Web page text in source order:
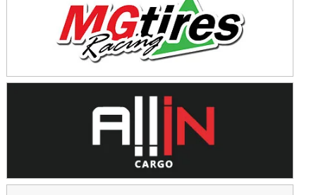
Ciudad de Trenque Lauquen (Asfalto)
Trenque Lauquen (Buenos Aires)
ENTRERRIANO - F6 (POSTERGADA)
PATAGONICO - F6